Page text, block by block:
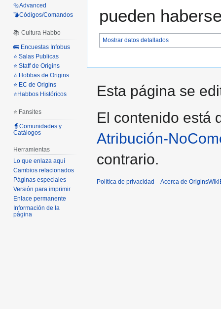
pueden
Mostrar datos detallados
🔩Advanced
💣Códigos/Comandos
📚 Cultura Habbo
🚌 Encuestas Infobus
⭐ Salas Publicas
⭐ Staff de Origins
⭐ Hobbas de Origins
⭐ EC de Origins
⭐Habbos Históricos
⭐ Fansites
🧙Comunidades y
Catálogos
Herramientas
Lo que enlaza aquí
Cambios relacionados
Páginas especiales
Versión para imprimir
Enlace permanente
Información de la
página
Esta página se
El contenido está
Atribución-
contrario.
Política de privacidad Acerca de